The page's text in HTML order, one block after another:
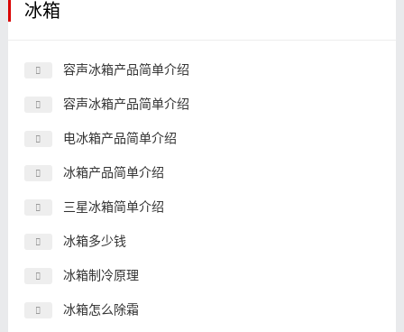
冰箱
容声冰箱产品简单介绍
容声冰箱产品简单介绍
电冰箱产品简单介绍
冰箱产品简单介绍
三星冰箱简单介绍
冰箱多少钱
冰箱制冷原理
冰箱怎么除霜